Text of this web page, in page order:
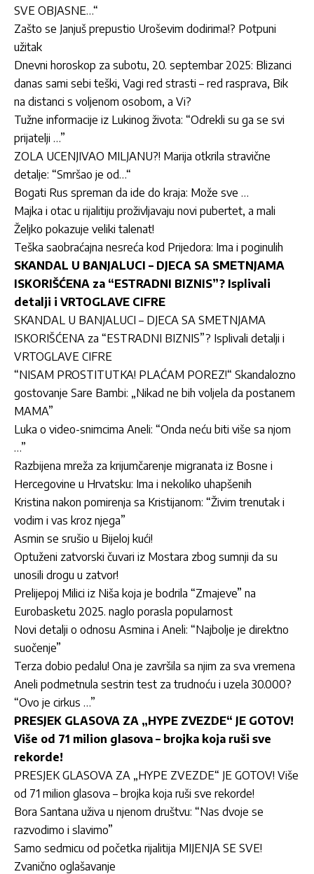
SVE OBJASNE…“
Zašto se Janjuš prepustio Uroševim dodirima!? Potpuni
užitak
Dnevni horoskop za subotu, 20. septembar 2025: Blizanci
danas sami sebi teški, Vagi red strasti – red rasprava, Bik
na distanci s voljenom osobom, a Vi?
Tužne informacije iz Lukinog života: “Odrekli su ga se svi
prijatelji …”
ZOLA UCENJIVAO MILJANU?! Marija otkrila stravične
detalje: “Smršao je od…“
Bogati Rus spreman da ide do kraja: Može sve …
Majka i otac u rijalitiju proživljavaju novi pubertet, a mali
Željko pokazuje veliki talenat!
Teška saobraćajna nesreća kod Prijedora: Ima i poginulih
SKANDAL U BANJALUCI – DJECA SA SMETNJAMA
ISKORIŠĆENA za “ESTRADNI BIZNIS”? Isplivali
detalji i VRTOGLAVE CIFRE
SKANDAL U BANJALUCI – DJECA SA SMETNJAMA
ISKORIŠĆENA za “ESTRADNI BIZNIS”? Isplivali detalji i
VRTOGLAVE CIFRE
“NISAM PROSTITUTKA! PLAĆAM POREZ!“ Skandalozno
gostovanje Sare Bambi: „Nikad ne bih voljela da postanem
MAMA”
Luka o video-snimcima Aneli: “Onda neću biti više sa njom
…”
Razbijena mreža za krijumčarenje migranata iz Bosne i
Hercegovine u Hrvatsku: Ima i nekoliko uhapšenih
Kristina nakon pomirenja sa Kristijanom: “Živim trenutak i
vodim i vas kroz njega”
Asmin se srušio u Bijeloj kući!
Optuženi zatvorski čuvari iz Mostara zbog sumnji da su
unosili drogu u zatvor!
Prelijepoj Milici iz Niša koja je bodrila “Zmajeve” na
Eurobasketu 2025. naglo porasla popularnost
Novi detalji o odnosu Asmina i Aneli: “Najbolje je direktno
suočenje”
Terza dobio pedalu! Ona je završila sa njim za sva vremena
Aneli podmetnula sestrin test za trudnoću i uzela 30.000?
“Ovo je cirkus …”
PRESJEK GLASOVA ZA „HYPE ZVEZDE“ JE GOTOV!
Više od 71 milion glasova – brojka koja ruši sve
rekorde!
PRESJEK GLASOVA ZA „HYPE ZVEZDE“ JE GOTOV! Više
od 71 milion glasova – brojka koja ruši sve rekorde!
Bora Santana uživa u njenom društvu: “Nas dvoje se
razvodimo i slavimo”
Samo sedmicu od početka rijalitija MIJENJA SE SVE!
Zvanično oglašavanje